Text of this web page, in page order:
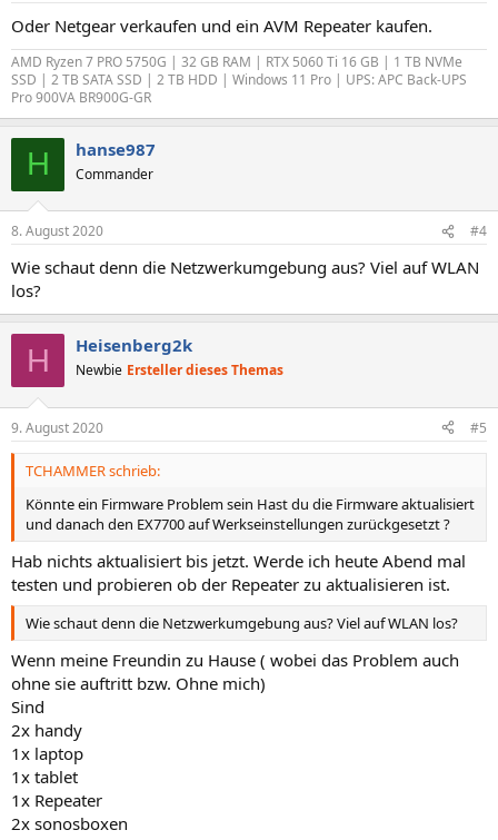
Oder Netgear verkaufen und ein AVM Repeater kaufen.
AMD Ryzen 7 PRO 5750G | 32 GB RAM | RTX 5060 Ti 16 GB | 1 TB NVMe
SSD | 2 TB SATA SSD | 2 TB HDD | Windows 11 Pro | UPS: APC Back-UPS
Pro 900VA BR900G-GR
H hanse987
Commander
8. August 2020 #4
Wie schaut denn die Netzwerkumgebung aus? Viel auf WLAN
los?
H Heisenberg2k
Newbie Ersteller dieses Themas
9. August 2020 #5
TCHAMMER schrieb:
Könnte ein Firmware Problem sein Hast du die Firmware aktualisiert
und danach den EX7700 auf Werkseinstellungen zurückgesetzt ?
Hab nichts aktualisiert bis jetzt. Werde ich heute Abend mal
testen und probieren ob der Repeater zu aktualisieren ist.
Wie schaut denn die Netzwerkumgebung aus? Viel auf WLAN los?
Wenn meine Freundin zu Hause ( wobei das Problem auch
ohne sie auftritt bzw. Ohne mich)
Sind
2x handy
1x laptop
1x tablet
1x Repeater
2x sonosboxen